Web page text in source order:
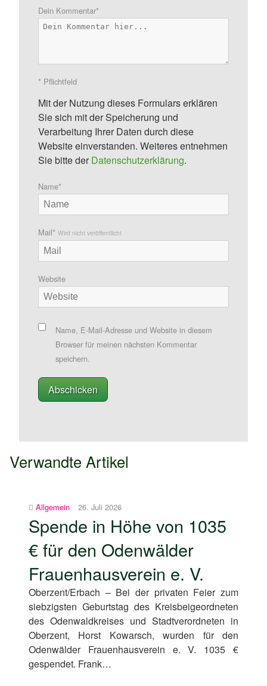
Dein Kommentar*
* Pflichtfeld
Mit der Nutzung dieses Formulars erklären
Sie sich mit der Speicherung und
Verarbeitung Ihrer Daten durch diese
Website einverstanden. Weiteres entnehmen
Sie bitte der Datenschutzerklärung.
Name*
Mail* Wird nicht veröffentlicht
Website
Name, E-Mail-Adresse und Website in diesem
Browser für meinen nächsten Kommentar
speichern.
Verwandte Artikel
Allgemein 26. Juli 2026
Spende in Höhe von 1035
€ für den Odenwälder
Frauenhausverein e. V.
Oberzent/Erbach – Bei der privaten Feier zum
siebzigsten Geburtstag des Kreisbeigeordneten
des Odenwaldkreises und Stadtverordneten in
Oberzent, Horst Kowarsch, wurden für den
Odenwälder Frauenhausverein e. V. 1035 €
gespendet. Frank…